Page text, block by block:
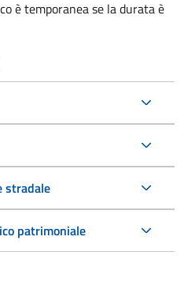
è temporanea se la durata è
stradale
patrimoniale